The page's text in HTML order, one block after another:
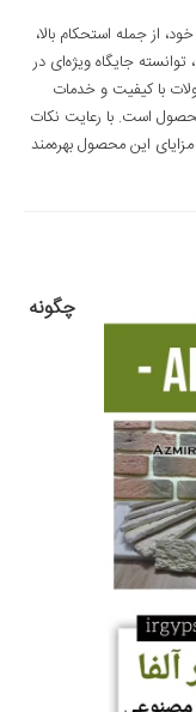
از جمله استحکام بالا،
جایگاه ویژه‌ای در
با کیفیت و خدمات
است. با رعایت نکات
مزایای این محصول بهره‌مند
چگونه